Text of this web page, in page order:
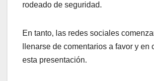
rodeado de seguridad.
En tanto, las redes sociales
llenarse de comentarios a favor y en
esta presentación.